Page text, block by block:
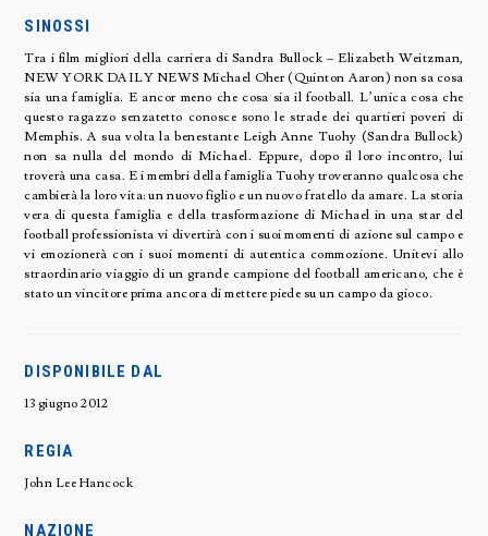
SINOSSI
Tra i film migliori della carriera di Sandra Bullock – Elizabeth Weitzman,
NEW YORK DAILY NEWS Michael Oher (Quinton Aaron) non sa cosa
sia una famiglia. E ancor meno che cosa sia il football. L’unica cosa che
questo ragazzo senzatetto conosce sono le strade dei quartieri poveri di
Memphis. A sua volta la benestante Leigh Anne Tuohy (Sandra Bullock)
non sa nulla del mondo di Michael. Eppure, dopo il loro incontro, lui
troverà una casa. E i membri della famiglia Tuohy troveranno qualcosa che
cambierà la loro vita: un nuovo figlio e un nuovo fratello da amare. La storia
vera di questa famiglia e della trasformazione di Michael in una star del
football professionista vi divertirà con i suoi momenti di azione sul campo e
vi emozionerà con i suoi momenti di autentica commozione. Unitevi allo
straordinario viaggio di un grande campione del football americano, che è
stato un vincitore prima ancora di mettere piede su un campo da gioco.
DISPONIBILE DAL
13 giugno 2012
REGIA
John Lee Hancock
NAZIONE